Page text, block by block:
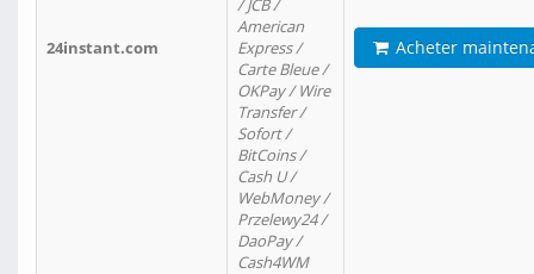
24instant.com
/ JCB /
American
Express /
Carte Bleue /
OKPay / Wire
Transfer /
Sofort /
BitCoins /
Cash U /
WebMoney /
Przelewy24 /
DaoPay /
Cash4WM
Acheter